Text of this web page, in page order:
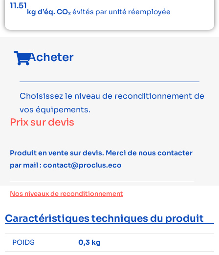
11.51
kg d’éq. CO₂évités par unité réemployée
Acheter
Choisissez le niveau de reconditionnement de
vos équipements.
Prix sur devis
Produit en vente sur devis. Merci de nous contacter
par mail : contact@proclus.eco
Nos niveaux de reconditionnement
Caractéristiques techniques du produit
POIDS
0,3 kg